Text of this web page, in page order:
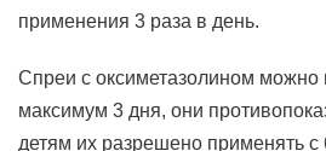
применения 3 раза в день.
Спреи с оксиметазолином можно
максимум 3 дня, они
детям их разрешено применять с